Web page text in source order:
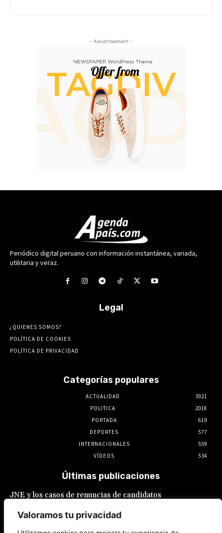
Valoramos tu privacidad
- Advertisement -
Periódico digital peruano con información instantánea, variada,
utilitaria y veraz.
Legal
¿QUIENES SOMOS?
POLÍTICA DE COOKIES
POLÍTICA DE PRIVACIDAD
Categorías populares
ACTUALIDAD
3921
POLITICA
2018
PORTADA
619
DEPORTES
577
INTERNACIONALES
559
VÍDEOS
534
Últimas publicaciones
JNE y los casos de renuncias de candidatos
Constitución está por encima del reglamento